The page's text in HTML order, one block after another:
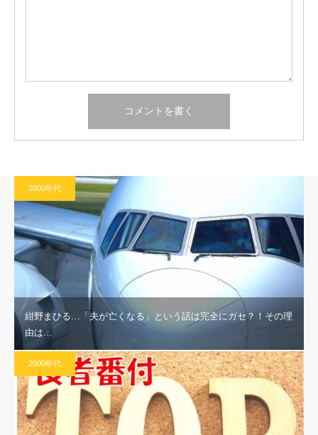
2000年代
紺野まひる…「夫が亡くなる」という話は完全にガセ？！その理
由は…
2000年代